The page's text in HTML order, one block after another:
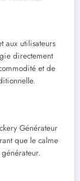
aux utilisateurs
directement
et de
Générateur
que le calme